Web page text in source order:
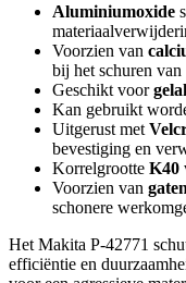
Aluminiumoxide
Voorzien van
bij het schuren
Geschikt voor
Kan gebruikt
Uitgerust met
bevestiging en
Korrelgrootte K40
Voorzien van gaten
schonere
Het Makita P-42771
efficiëntie en